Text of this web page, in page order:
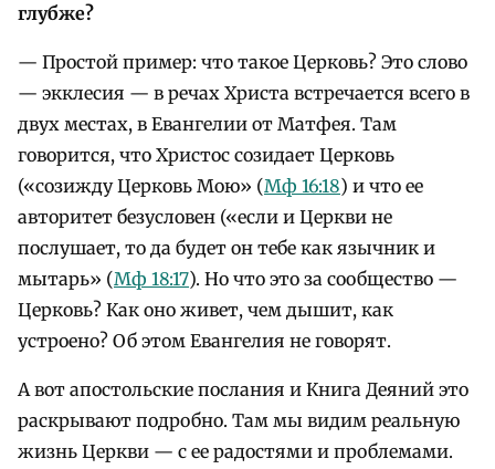
глубже?
— Простой пример: что такое Церковь? Это слово
— экклесия — в речах Христа встречается всего в
двух местах, в Евангелии от Матфея. Там
говорится, что Христос созидает Церковь
(«созижду Церковь Мою» (Мф 16:18) и что ее
авторитет безусловен («если и Церкви не
послушает, то да будет он тебе как язычник и
мытарь» (Мф 18:17). Но что это за сообщество —
Церковь? Как оно живет, чем дышит, как
устроено? Об этом Евангелия не говорят.
А вот апостольские послания и Книга Деяний это
раскрывают подробно. Там мы видим реальную
жизнь Церкви — с ее радостями и проблемами.